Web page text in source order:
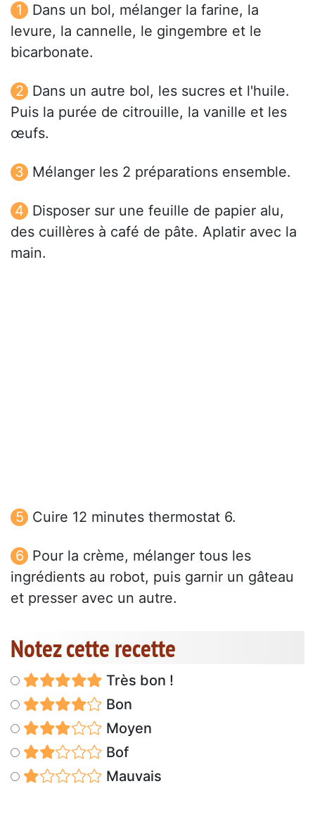
Dans un bol, mélanger la farine, la
levure, la cannelle, le gingembre et le
bicarbonate.
Dans un autre bol, les sucres et l'huile.
Puis la purée de citrouille, la vanille et les
œufs.
Mélanger les 2 préparations ensemble.
Disposer sur une feuille de papier alu,
des cuillères à café de pâte. Aplatir avec la
main.
Cuire 12 minutes thermostat 6.
Pour la crème, mélanger tous les
ingrédients au robot, puis garnir un gâteau
et presser avec un autre.
Notez cette recette
Très bon !
Bon
Moyen
Bof
Mauvais